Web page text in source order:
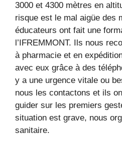
3000 et 4300 mètres en
risque est le mal aigüe des
éducateurs ont fait une
l’IFREMMONT. Ils nous
à pharmacie et en
avec eux grâce à des
y a une urgence vitale ou
nous les contactons et ils
guider sur les premiers
situation est grave, nous
sanitaire.